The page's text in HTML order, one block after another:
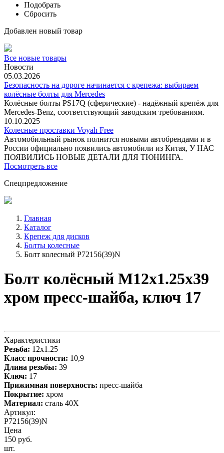
Подобрать
Сбросить
Добавлен новый товар
Все новые товары
Новости
05.03.2026
Безопасность на дороге начинается с крепежа: выбираем
колёсные болты для Mercedes
Колёсные болты PS17Q (сферические) - надёжный крепёж для
Mercedes‑Benz, соответствующий заводским требованиям.
10.10.2025
Колесные проставки Voyah Free
Автомобильный рынок полнится новыми автобрендами и в
России официально появились автомобили из Китая, У НАС
ПОЯВИЛИСЬ НОВЫЕ ДЕТАЛИ ДЛЯ ТЮНИНГА.
Посмотреть все
Спецпредложение
Главная
Каталог
Крепеж для дисков
Болты колесные
Болт колесный P72156(39)N
Болт колёсный М12x1.25x39
хром пресс-шайба, ключ 17
Характеристики
Резьба: 12x1.25
Класс прочности: 10,9
Длина резьбы: 39
Ключ: 17
Прижимная поверхность: пресс-шайба
Покрытие: хром
Материал: сталь 40X
Артикул:
P72156(39)N
Цена
150 руб.
шт.